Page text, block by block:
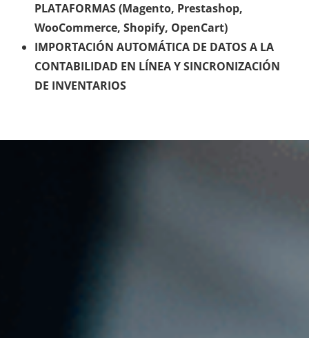
PLATAFORMAS (Magento, Prestashop,
WooCommerce, Shopify, OpenCart)
IMPORTACIÓN AUTOMÁTICA DE DATOS A LA
CONTABILIDAD EN LÍNEA Y SINCRONIZACIÓN
DE INVENTARIOS